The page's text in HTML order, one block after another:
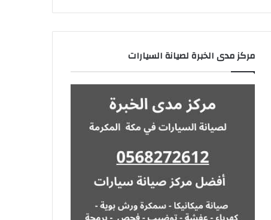
مركز مدى الخبرة لصيانة السيارات